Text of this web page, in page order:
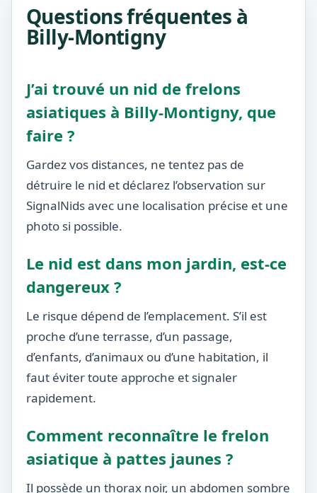
Questions fréquentes à
Billy-Montigny
J’ai trouvé un nid de frelons
asiatiques à Billy-Montigny, que
faire ?
Gardez vos distances, ne tentez pas de
détruire le nid et déclarez l’observation sur
SignalNids avec une localisation précise et une
photo si possible.
Le nid est dans mon jardin, est-ce
dangereux ?
Le risque dépend de l’emplacement. S’il est
proche d’une terrasse, d’un passage,
d’enfants, d’animaux ou d’une habitation, il
faut éviter toute approche et signaler
rapidement.
Comment reconnaître le frelon
asiatique à pattes jaunes ?
Il possède un thorax noir, un abdomen sombre